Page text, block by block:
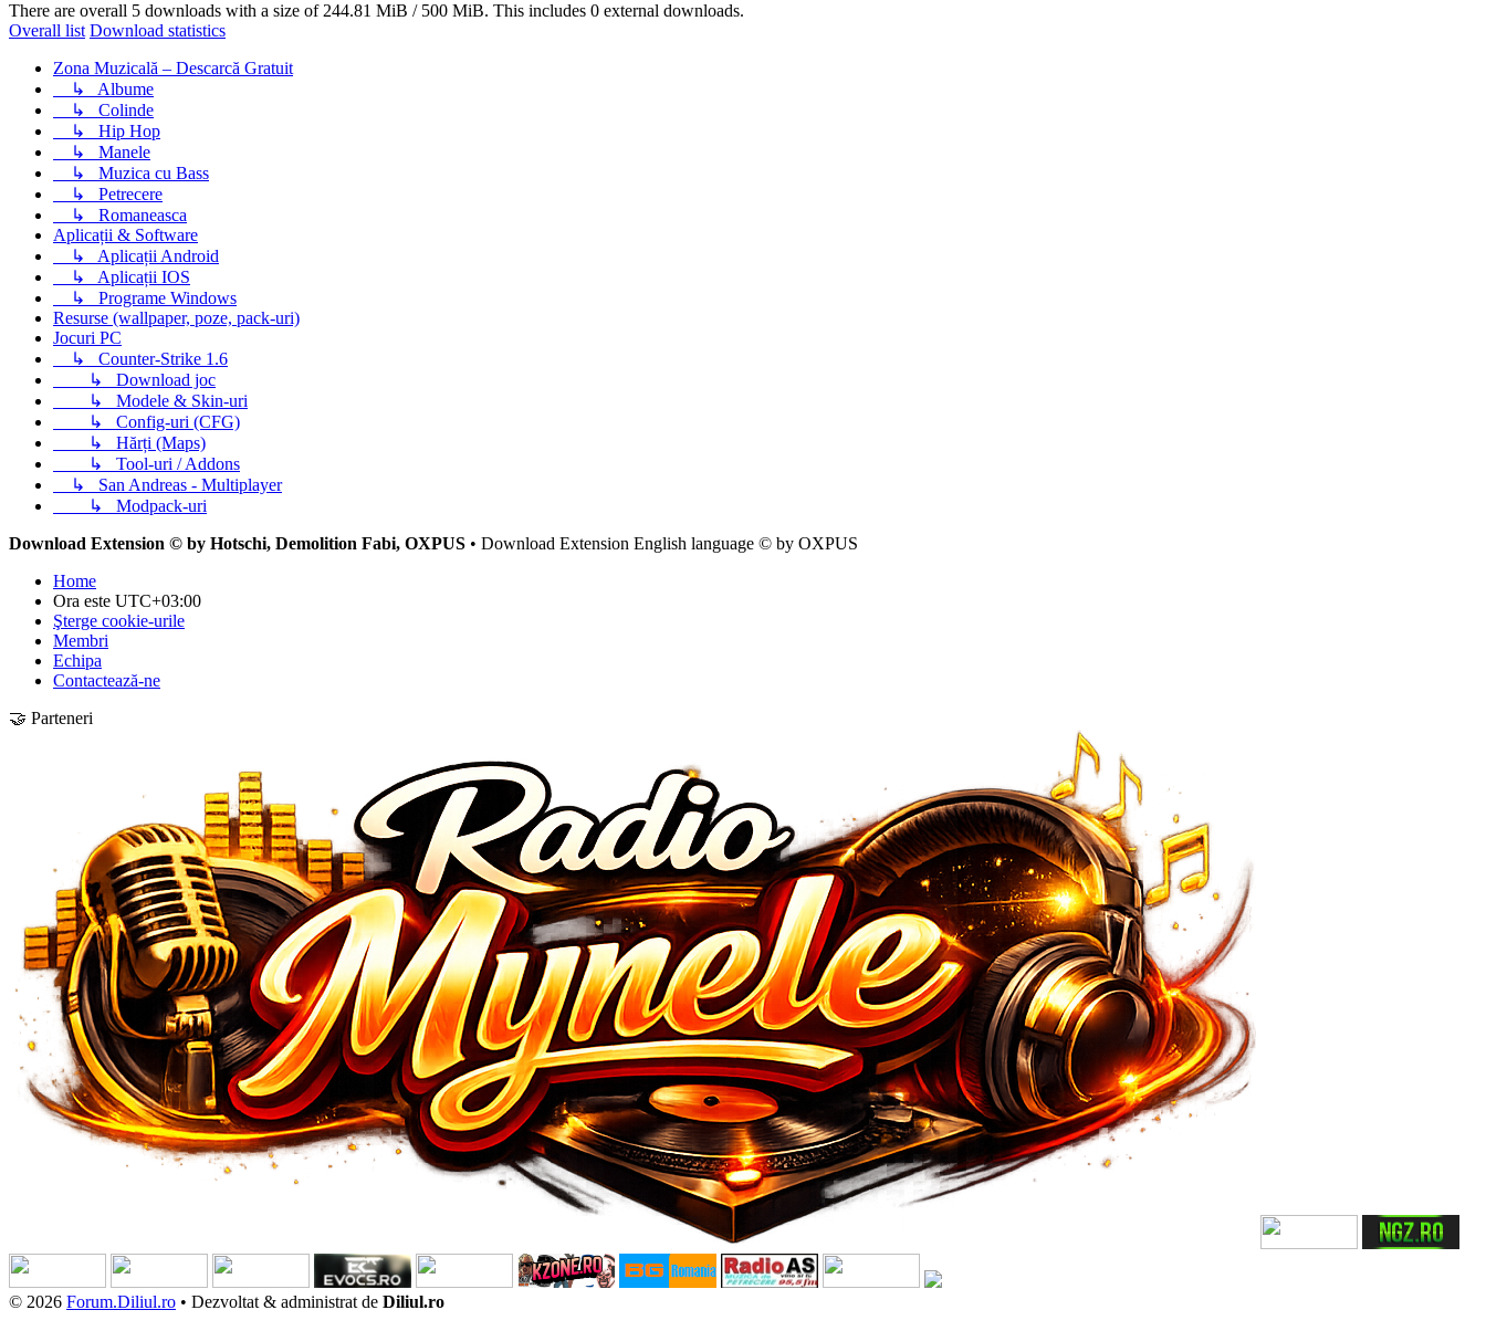
There are overall 5 downloads with a size of 244.81 MiB / 500 MiB. This includes 0 external downloads.
Overall list Download statistics
Zona Muzicală – Descarcă Gratuit
↳ Albume
↳ Colinde
↳ Hip Hop
↳ Manele
↳ Muzica cu Bass
↳ Petrecere
↳ Romaneasca
Aplicații & Software
↳ Aplicații Android
↳ Aplicații IOS
↳ Programe Windows
Resurse (wallpaper, poze, pack-uri)
Jocuri PC
↳ Counter-Strike 1.6
↳ Download joc
↳ Modele & Skin-uri
↳ Config-uri (CFG)
↳ Hărți (Maps)
↳ Tool-uri / Addons
↳ San Andreas - Multiplayer
↳ Modpack-uri
Download Extension © by Hotschi, Demolition Fabi, OXPUS • Download Extension English language © by OXPUS
Home
Ora este UTC+03:00
Şterge cookie-urile
Membri
Echipa
Contactează-ne
🤝 Parteneri
© 2026 Forum.Diliul.ro • Dezvoltat & administrat de Diliul.ro